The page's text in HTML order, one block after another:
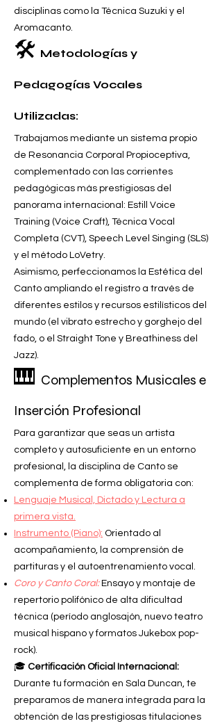
disciplinas como la Técnica Suzuki y el
Aromacanto.
🛠️ Metodologías y
Pedagogías Vocales
Utilizadas:
Trabajamos mediante un sistema propio
de Resonancia Corporal Propioceptiva,
complementado con las corrientes
pedagógicas más prestigiosas del
panorama internacional: Estill Voice
Training (Voice Craft), Técnica Vocal
Completa (CVT), Speech Level Singing (SLS)
y el método LoVetry.
Asimismo, perfeccionamos la Estética del
Canto ampliando el registro a través de
diferentes estilos y recursos estilísticos del
mundo (el vibrato estrecho y gorghejo del
fado, o el Straight Tone y Breathiness del
Jazz).
🎹 Complementos Musicales e
Inserción Profesional
Para garantizar que seas un artista
completo y autosuficiente en un entorno
profesional, la disciplina de Canto se
complementa de forma obligatoria con:
Lenguaje Musical, Dictado y Lectura a
primera vista.
Instrumento (Piano): Orientado al
acompañamiento, la comprensión de
partituras y el autoentrenamiento vocal.
Coro y Canto Coral:Ensayo y montaje de
repertorio polifónico de alta dificultad
técnica (período anglosajón, nuevo teatro
musical hispano y formatos Jukebox pop-
rock).
🎓 Certificación Oficial Internacional:
Durante tu formación en Sala Duncan, te
preparamos de manera integrada para la
obtención de las prestigiosas titulaciones